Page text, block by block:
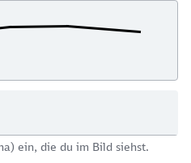
ein, die du im Bild siehst.
Schließen